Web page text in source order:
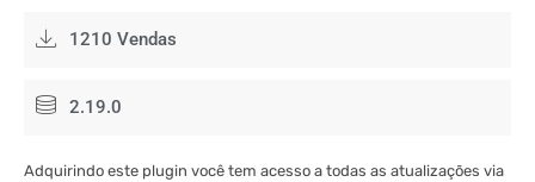
1210 Vendas
2.19.0
Adquirindo este plugin você tem acesso a todas as atualizações via